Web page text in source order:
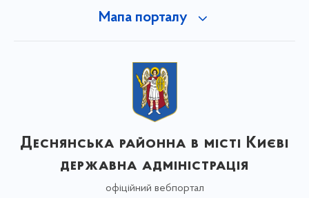
Мапа порталу
Деснянська районна в місті Києві
державна адміністрація
офіційний вебпортал